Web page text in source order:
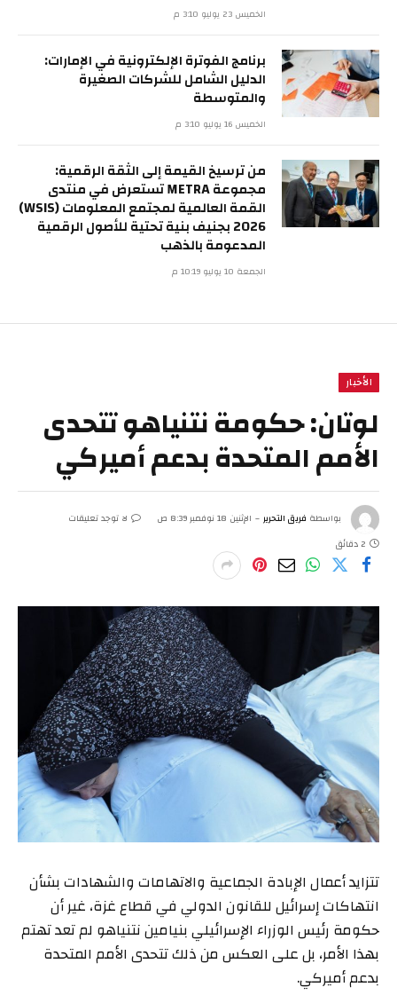
الخميس 23 يوليو 3:10 م
برنامج الفوترة الإلكترونية في الإمارات:
الدليل الشامل للشركات الصغيرة
والمتوسطة
الخميس 16 يوليو 3:10 م
من ترسيخ القيمة إلى الثقة الرقمية:
مجموعة METRA تستعرض في منتدى
القمة العالمية لمجتمع المعلومات (WSIS)
2026 بجنيف بنية تحتية للأصول الرقمية
المدعومة بالذهب
الجمعة 10 يوليو 10:19 م
الأخبار
لوتان: حكومة نتنياهو تتحدى
الأمم المتحدة بدعم أميركي
بواسطة فريق التحرير الإثنين 18 نوفمبر 8:39 ص
لا توجد تعليقات
2 دقائق
تتزايد أعمال الإبادة الجماعية والاتهامات والشهادات بشأن
انتهاكات إسرائيل للقانون الدولي في قطاع غزة، غير أن
حكومة رئيس الوزراء الإسرائيلي بنيامين نتنياهو لم تعد تهتم
بهذا الأمر، بل على العكس من ذلك تتحدى الأمم المتحدة
بدعم أميركي.